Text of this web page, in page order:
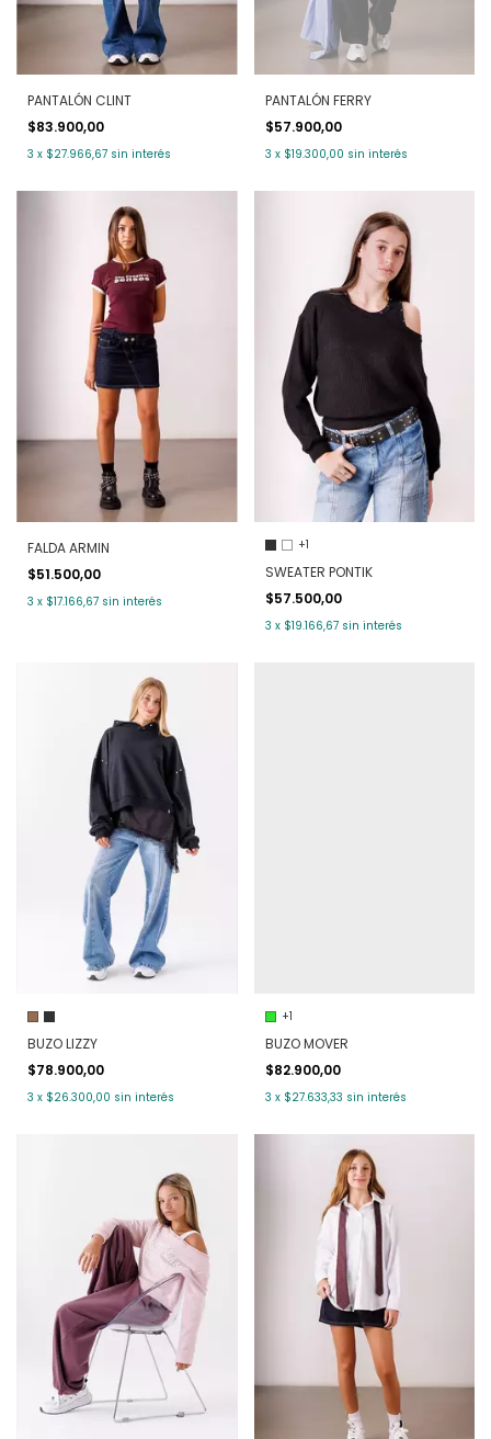
PANTALÓN CLINT
$83.900,00
3 x $27.966,67 sin interés
PANTALÓN FERRY
$57.900,00
3 x $19.300,00 sin interés
FALDA ARMIN
$51.500,00
3 x $17.166,67 sin interés
+1
SWEATER PONTIK
$57.500,00
3 x $19.166,67 sin interés
BUZO LIZZY
$78.900,00
3 x $26.300,00 sin interés
+1
BUZO MOVER
$82.900,00
3 x $27.633,33 sin interés